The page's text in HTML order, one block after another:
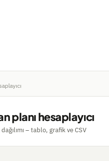
planı hesaplayıcı
– tablo, grafik ve CSV